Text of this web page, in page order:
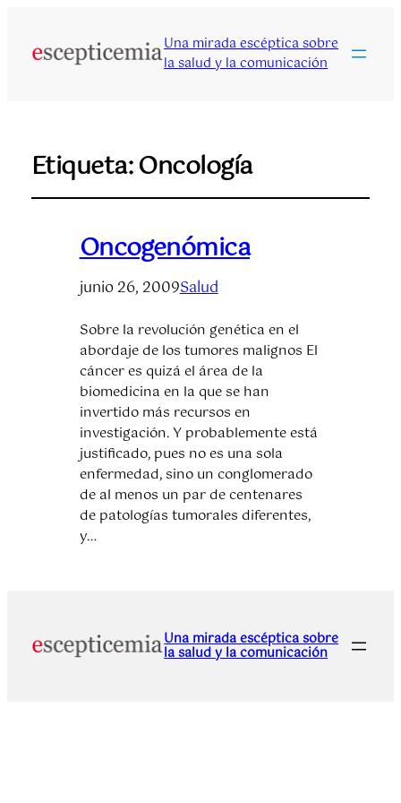
Una mirada escéptica sobre
la salud y la comunicación
Etiqueta:Oncología
Oncogenómica
junio 26, 2009Salud
Sobre la revolución genética en el
abordaje de los tumores malignos El
cáncer es quizá el área de la
biomedicina en la que se han
invertido más recursos en
investigación. Y probablemente está
justificado, pues no es una sola
enfermedad, sino un conglomerado
de al menos un par de centenares
de patologías tumorales diferentes,
y…
Una mirada escéptica sobre
la salud y la comunicación